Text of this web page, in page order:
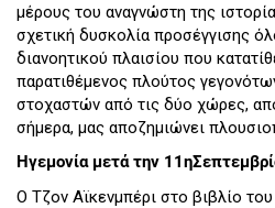
μέρους του αναγνώστη της
σχετική δυσκολία προσέγγισης
διανοητικού πλαισίου που
παρατιθέμενος πλούτος
στοχαστών από τις δύο χώρες,
σήμερα, μας αποζημιώνει
Ηγεμονία μετά την
Ο Τζον Αϊκενμπέρι στο βιβλίο του